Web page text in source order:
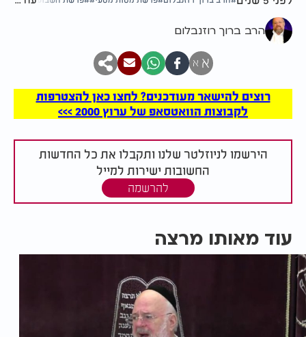
הרב ברוך רוזנבלום
א א
רוצים להישאר מעודכנים? לחצו כאן להצטרפות
לקבוצות הוואטסאפ של ערוץ 2000 >>>
הירשמו לניוזלטר שלנו ותקבלו את כל החדשות
החשובות ישירות למייל
להרשמה
עוד מאותו מרצה